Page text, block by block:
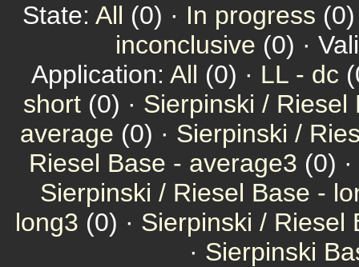
State: All (0) · In progress
inconclusive (0) ·
Application: All (0) · LL - dc
short (0) · Sierpinski / Riesel
average (0) · Sierpinski /
Riesel Base - average3 (0)
Sierpinski / Riesel Base -
long3 (0) · Sierpinski / Riesel
· Sierpinski